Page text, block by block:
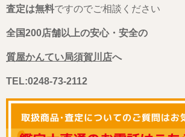
査定は無料ですのでご相談ください
全国200店舗以上の安心・安全の
質屋かんてい局須賀川店へ
TEL:0248-73-2112